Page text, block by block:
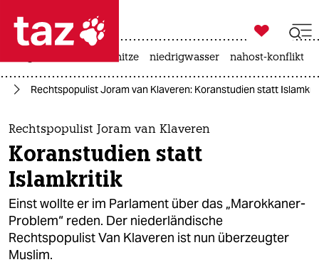
 taz zahl ich
taz zahl ich
themen
politik
öko
gesellschaft
kultur

taz zahl ich
hitze niedrigwasser nahost-konflikt
Rechtspopulist Joram van Klaveren: Koranstudien statt
Rechtspopulist Joram van Klaveren
Koranstudien statt
Islamkritik
Einst wollte er im Parlament über das „Marokkaner-
Problem“ reden. Der niederländische
Rechtspopulist Van Klaveren ist nun überzeugter
Muslim.